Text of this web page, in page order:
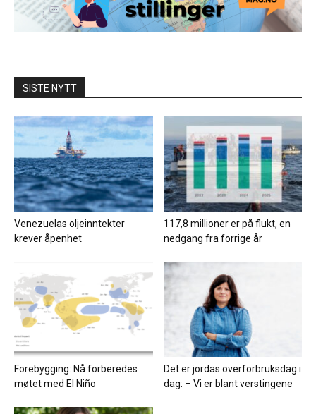
SISTE NYTT
Venezuelas oljeinntekter
krever åpenhet
117,8 millioner er på flukt, en
nedgang fra forrige år
Forebygging: Nå forberedes
møtet med El Niño
Det er jordas overforbruksdag i
dag: – Vi er blant verstingene